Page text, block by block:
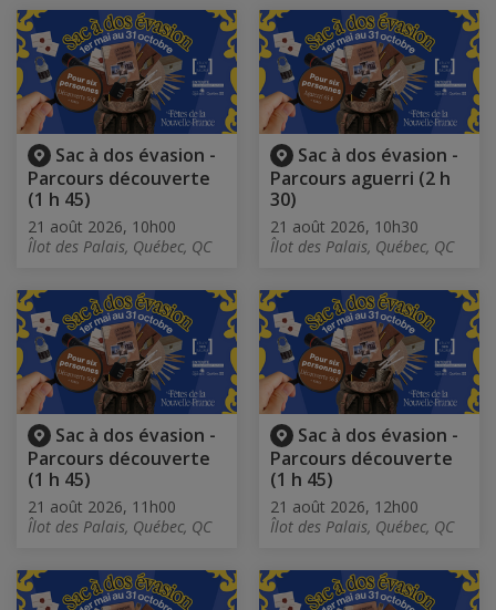
Sac à dos évasion -
Parcours découverte
(1 h 45)
21 août 2026, 10h00
Îlot des Palais, Québec, QC
Sac à dos évasion -
Parcours aguerri (2 h
30)
21 août 2026, 10h30
Îlot des Palais, Québec, QC
Sac à dos évasion -
Parcours découverte
(1 h 45)
21 août 2026, 11h00
Îlot des Palais, Québec, QC
Sac à dos évasion -
Parcours découverte
(1 h 45)
21 août 2026, 12h00
Îlot des Palais, Québec, QC